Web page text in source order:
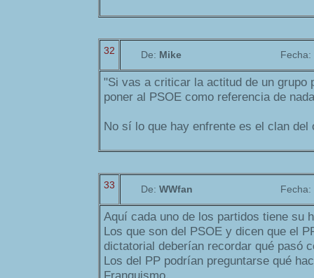
32 De: Mike Fecha:
"Si vas a criticar la actitud de un grupo
poner al PSOE como referencia de
No sí lo que hay enfrente es el clan del
33 De: WWfan Fecha:
Aquí cada uno de los partidos tiene su
Los que son del PSOE y dicen que el
dictatorial deberían recordar qué pasó
Los del PP podrían preguntarse qué